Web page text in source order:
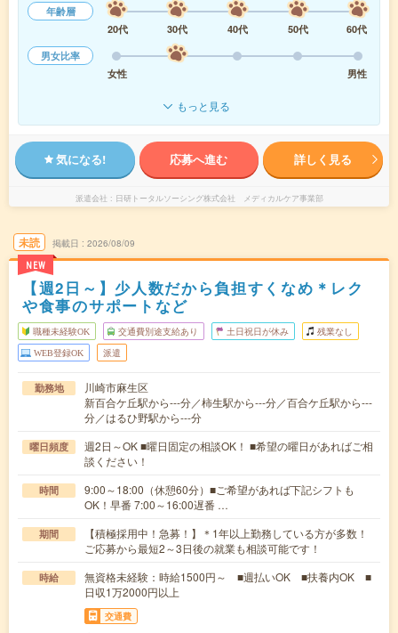
年齢層
20代
30代 40代 50代
60代
男女比率
女性
男性
もっと見る
気になる! 応募へ進む 詳しく見る
派遣会社 日研トータルソーシング株式会社 メディカルケア事業部
未読
NEW
掲載日 2026/08/09
【週2日～】少人数だから負担すくなめ＊レク
や食事のサポートなど
職種未経験OK 交通費別途支給あり 土日祝日が休み 残業なし
WEB登録OK 派遣
勤務地
川崎市麻生区
新百合ケ丘駅から---分／柿生駅から---分／百合ケ丘駅から---
分／はるひ野駅から---分
曜日頻度
週2日～OK ■曜日固定の相談OK！ ■希望の曜日があればご相
談ください！
時間
9:00～18:00（休憩60分）■ご希望があれば下記シフトも
OK！早番 7:00～16:00遅番 …
期間
【積極採用中！急募！】＊1年以上勤務している方が多数！
ご応募から最短2～3日後の就業も相談可能です！
時給
無資格未経験：時給1500円～ ■週払いOK ■扶養内OK ■
日収1万2000円以上
交通費